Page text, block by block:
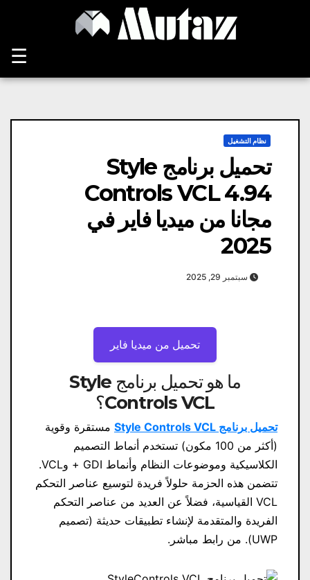
☰
نظام التشغيل
تحميل برنامج Style
Controls VCL 4.94
مجانا من ميديا ​​فاير في
2025
سبتمبر 29, 2025
تحميل من ميديا ​​فاير
ما هو تحميل برنامج Style
Controls VCL؟
تحميل برنامج Style Controls VCL
مستقرة وقوية
(أكثر من 100 مكون) تستخدم أنماط التصميم
الكلاسيكية وموضوعات النظام وأنماط GDI + وVCL.
تتضمن هذه الحزمة حلولاً فريدة لتوسيع عناصر التحكم
VCL القياسية، فضلاً عن العديد من عناصر التحكم
الفريدة والمتقدمة لإنشاء تطبيقات حديثة (تصميم
UWP). من رابط مباشر.